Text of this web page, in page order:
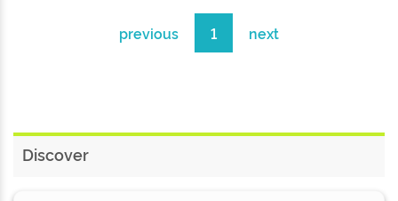
previous 1 next
Discover